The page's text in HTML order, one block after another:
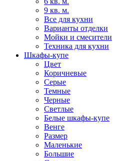
9 кв. м.
Все для кухни
Варианты отделки
Мойки и смесители
Техника для кухни
Шкафы-купе
Цвет
Коричневые
Серые
Темные
Черные
Светлые
Белые шкафы-купе
Венге
Размер
Маленькие
Большие